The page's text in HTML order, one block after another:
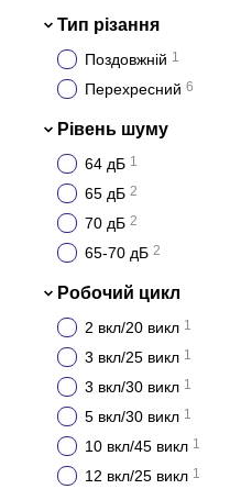
Тип різання
Поздовжній 1
Перехресний 6
Рівень шуму
64 дБ 1
65 дБ 2
70 дБ 2
65-70 дБ 2
Робочий цикл
2 вкл/20 викл 1
3 вкл/25 викл 1
3 вкл/30 викл 1
5 вкл/30 викл 1
10 вкл/45 викл 1
12 вкл/25 викл 1